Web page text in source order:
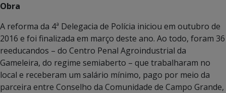
Obra
A reforma da 4ª Delegacia de Polícia iniciou em outubro de
2016 e foi finalizada em março deste ano. Ao todo, foram 36
reeducandos – do Centro Penal Agroindustrial da
Gameleira, do regime semiaberto – que trabalharam no
local e receberam um salário mínimo, pago por meio da
parceira entre Conselho da Comunidade de Campo Grande,